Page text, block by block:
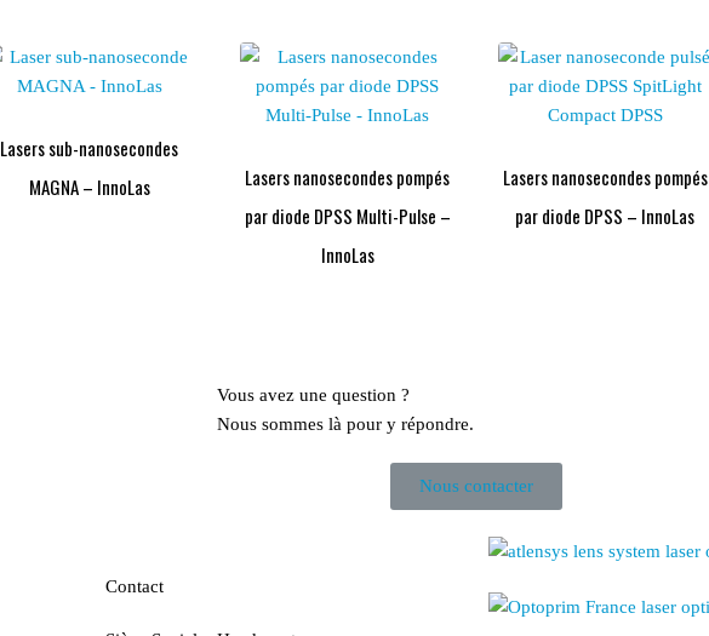
Lasers sub-nanosecondes
MAGNA – InnoLas
Lasers nanosecondes pompés
par diode DPSS Multi-Pulse –
InnoLas
Lasers nanosecondes pompés
par diode DPSS – InnoLas
Vous avez une question ?
Nous sommes là pour y répondre.
Nous contacter
Contact